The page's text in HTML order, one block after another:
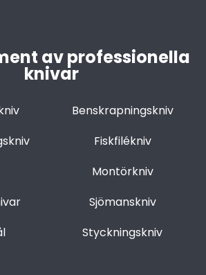
av professionella
knivar
Benskrapningskniv
Fiskfilékniv
Montörkniv
Sjömanskniv
Styckningskniv